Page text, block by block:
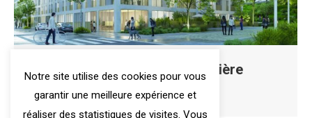
ZAC Les Terrasses – La Clairière
ParSylvie Parmeland juillet 9, 2020
Notre site utilise des cookies pour vous
garantir une meilleure expérience et
réaliser des statistiques de visites. Vous